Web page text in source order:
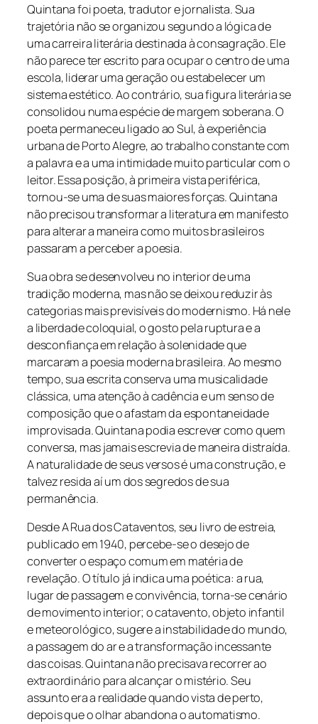
Quintana foi poeta, tradutor e jornalista. Sua
trajetória não se organizou segundo a lógica de
uma carreira literária destinada à consagração. Ele
não parece ter escrito para ocupar o centro de uma
escola, liderar uma geração ou estabelecer um
sistema estético. Ao contrário, sua figura literária se
consolidou numa espécie de margem soberana. O
poeta permaneceu ligado ao Sul, à experiência
urbana de Porto Alegre, ao trabalho constante com
a palavra e a uma intimidade muito particular com o
leitor. Essa posição, à primeira vista periférica,
tornou-se uma de suas maiores forças. Quintana
não precisou transformar a literatura em manifesto
para alterar a maneira como muitos brasileiros
passaram a perceber a poesia.
Sua obra se desenvolveu no interior de uma
tradição moderna, mas não se deixou reduzir às
categorias mais previsíveis do modernismo. Há nele
a liberdade coloquial, o gosto pela ruptura e a
desconfiança em relação à solenidade que
marcaram a poesia moderna brasileira. Ao mesmo
tempo, sua escrita conserva uma musicalidade
clássica, uma atenção à cadência e um senso de
composição que o afastam da espontaneidade
improvisada. Quintana podia escrever como quem
conversa, mas jamais escrevia de maneira distraída.
A naturalidade de seus versos é uma construção, e
talvez resida aí um dos segredos de sua
permanência.
Desde A Rua dos Cataventos, seu livro de estreia,
publicado em 1940, percebe-se o desejo de
converter o espaço comum em matéria de
revelação. O título já indica uma poética: a rua,
lugar de passagem e convivência, torna-se cenário
de movimento interior; o catavento, objeto infantil
e meteorológico, sugere a instabilidade do mundo,
a passagem do ar e a transformação incessante
das coisas. Quintana não precisava recorrer ao
extraordinário para alcançar o mistério. Seu
assunto era a realidade quando vista de perto,
depois que o olhar abandona o automatismo.